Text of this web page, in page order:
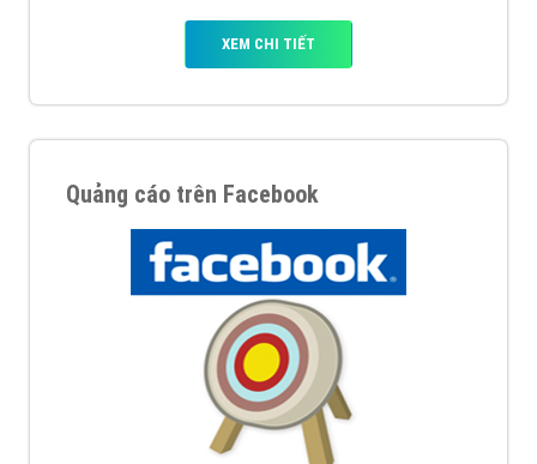
XEM CHI TIẾT
Quảng cáo trên Facebook